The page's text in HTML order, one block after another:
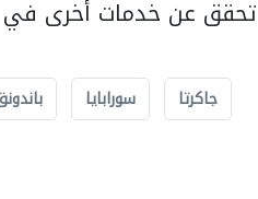
تحقق عن خدمات أخرى في
جاكرتا سورابايا